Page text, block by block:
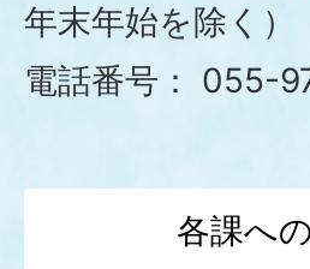
場
年末年始を除く）
電話番号：
055-
各課へ